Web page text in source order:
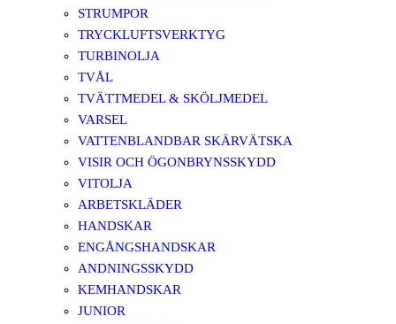
STRUMPOR
TRYCKLUFTSVERKTYG
TURBINOLJA
TVÅL
TVÄTTMEDEL & SKÖLJMEDEL
VARSEL
VATTENBLANDBAR SKÄRVÄTSKA
VISIR OCH ÖGONBRYNSSKYDD
VITOLJA
ARBETSKLÄDER
HANDSKAR
ENGÅNGSHANDSKAR
ANDNINGSSKYDD
KEMHANDSKAR
JUNIOR